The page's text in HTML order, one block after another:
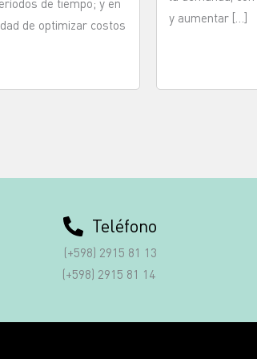
de tiempo; y en
de optimizar costos
y aumentar […]
Teléfono
(+598) 2915 81 13
(+598) 2915 81 14